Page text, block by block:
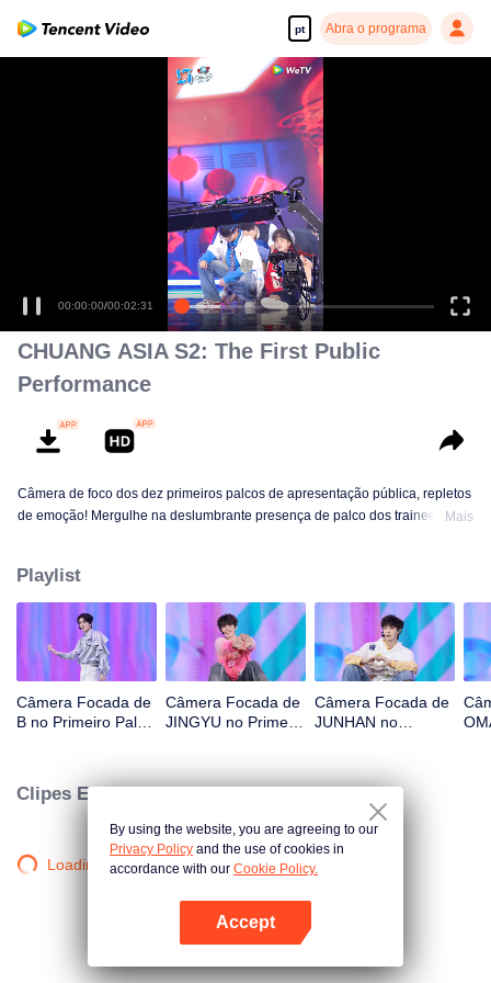
pt Abra o programa
Abra o programa
00:00:00/00:02:31
CHUANG ASIA S2: The First Public
Performance
Câmera de foco dos dez primeiros palcos de apresentação pública, repletos
de emoção! Mergulhe na deslumbrante presença de palco dos trainees! OK,
Mais
Playlist
Câmera Focada de
B no Primeiro Palco
Câmera Focada de
JINGYU no Primeiro
Câmera Focada de
JUNHAN no
Clipes Exclusivos
Loading…
By using the website, you are agreeing to our
Privacy Policy and the use of cookies in
accordance with our Cookie Policy.
Accept